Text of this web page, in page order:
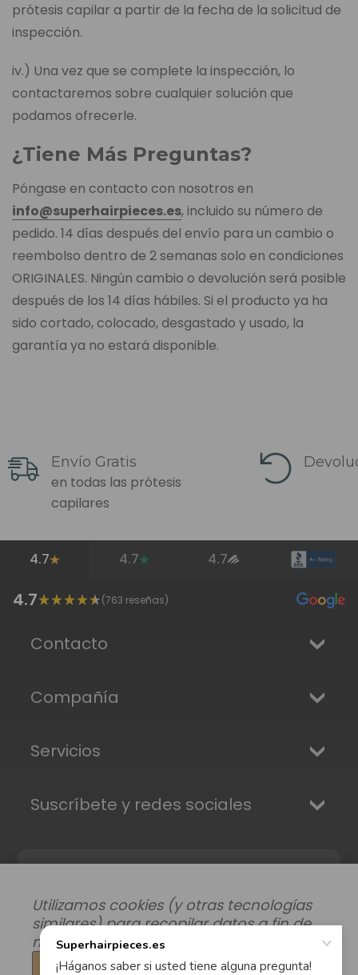
prótesis capilar a partir de la fecha de la solicitud de
inspección.
iv.) Una vez que se complete la inspección, lo
contactaremos sobre cualquier solución que
podamos ofrecerle.
¿Tiene Más Preguntas?
Póngase en contacto con nosotros en
info@superhairpieces.es, incluido su número de
pedido. 14 días después del envío para un cambio o
reembolso dentro de 2 semanas solo en condiciones
ORIGINALES. Ningún cambio o devolución será posible
después de los 14 días hábiles. Si el producto ya ha
sido cortado, colocado, desgastado y usado, la
garantía ya no estará disponible.
Envío Gratis
en todas las prótesis
capilares
4.7 4.7 4.7
4.7 (763 reseñas)
Contacto
Compañía
Servicios
Suscríbete y redes sociales
Utilizamos cookies (y otras tecnologías
similares) para recopilar datos a fin de
mejorar su experiencia de compra.
Configuración